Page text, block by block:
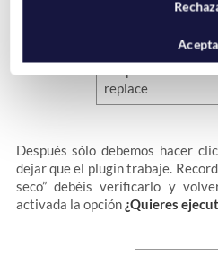
Después sólo debemos hacer
dejar que el plugin trabaje.
seco” debéis verificarlo y
activada la opción ¿Quieres